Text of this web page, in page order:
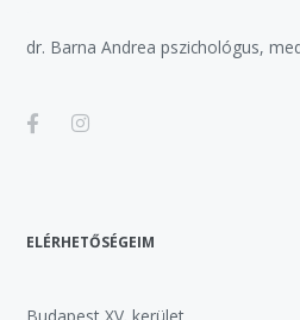
dr. Barna Andrea pszichológus,
ELÉRHETŐSÉGEIM